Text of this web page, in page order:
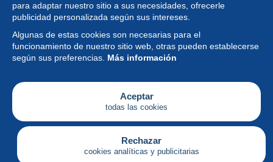
para adaptar nuestro sitio a sus necesidades, ofrecerle
publicidad personalizada según sus intereses.
Algunas de estas cookies son necesarias para el
funcionamiento de nuestro sitio web, otras pueden establecerse
según sus preferencias. Más información
Aceptar
todas las cookies
Rechazar
cookies analíticas y publicitarias
Colección
Noticias
Funcionalidad
Empresa
Servicios
Escribir